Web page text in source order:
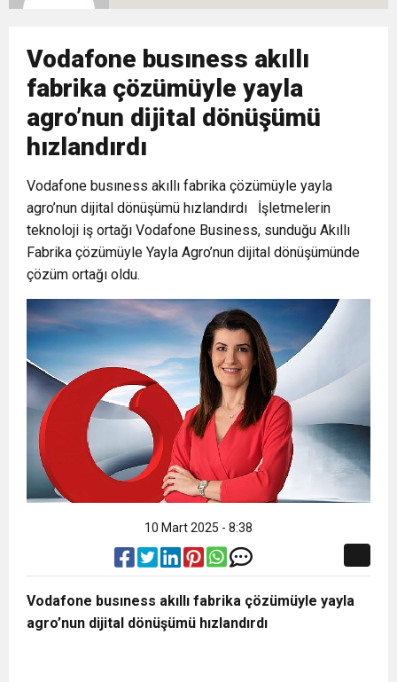
Gösterisi Yaptı
9:33
Hedefinde Mehmet Türkmen mi Var?
8:35 Anneler Günü’nde TAMEV ile İyilik ve Dayanışma
Buluşması
14:11 Buca’da Ruhsatı Tartışmalı İnşaat Meclis
Gündeminde: “Cumhurbaşkanı Kararnamesi
18:28 Eğitim Camiasının Yakından Tanıdığı İsim:
Vodafone busıness akıllı
fabrika çözümüyle yayla
agro’nun dijital dönüşümü
hızlandırdı
Vodafone busıness akıllı fabrika çözümüyle yayla
agro’nun dijital dönüşümü hızlandırdı İşletmelerin
teknoloji iş ortağı Vodafone Business, sunduğu Akıllı
Fabrika çözümüyle Yayla Agro’nun dijital dönüşümünde
çözüm ortağı oldu.
10 Mart 2025 - 8:38
Vodafone busıness akıllı fabrika çözümüyle yayla
agro’nun dijital dönüşümü hızlandırdı